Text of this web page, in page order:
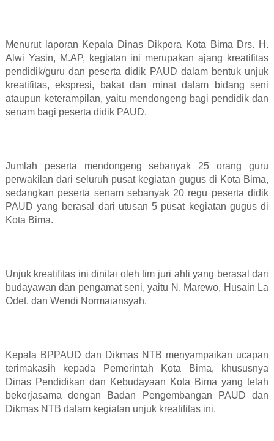
Menurut laporan Kepala Dinas Dikpora Kota Bima Drs. H.
Alwi Yasin, M.AP, kegiatan ini merupakan ajang kreatifitas
pendidik/guru dan peserta didik PAUD dalam bentuk unjuk
kreatifitas, ekspresi, bakat dan minat dalam bidang seni
ataupun keterampilan, yaitu mendongeng bagi pendidik dan
senam bagi peserta didik PAUD.
Jumlah peserta mendongeng sebanyak 25 orang guru
perwakilan dari seluruh pusat kegiatan gugus di Kota Bima,
sedangkan peserta senam sebanyak 20 regu peserta didik
PAUD yang berasal dari utusan 5 pusat kegiatan gugus di
Kota Bima.
Unjuk kreatifitas ini dinilai oleh tim juri ahli yang berasal dari
budayawan dan pengamat seni, yaitu N. Marewo, Husain La
Odet, dan Wendi Normaiansyah.
Kepala BPPAUD dan Dikmas NTB menyampaikan ucapan
terimakasih kepada Pemerintah Kota Bima, khususnya
Dinas Pendidikan dan Kebudayaan Kota Bima yang telah
bekerjasama dengan Badan Pengembangan PAUD dan
Dikmas NTB dalam kegiatan unjuk kreatifitas ini.